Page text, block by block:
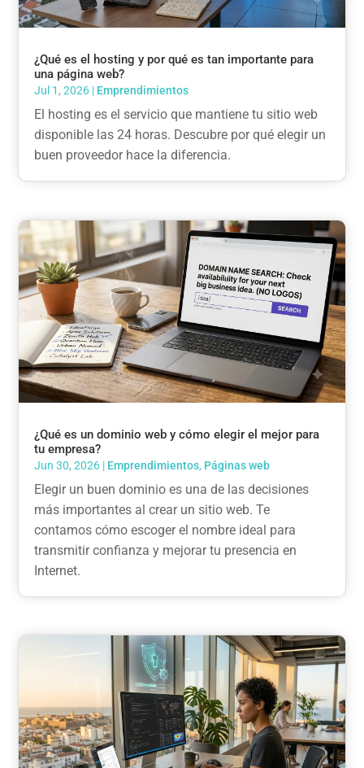
¿Qué es el hosting y por qué es tan importante para
una página web?
Jul 1, 2026 | Emprendimientos
El hosting es el servicio que mantiene tu sitio web
disponible las 24 horas. Descubre por qué elegir un
buen proveedor hace la diferencia.
¿Qué es un dominio web y cómo elegir el mejor para
tu empresa?
Jun 30, 2026 | Emprendimientos, Páginas web
Elegir un buen dominio es una de las decisiones
más importantes al crear un sitio web. Te
contamos cómo escoger el nombre ideal para
transmitir confianza y mejorar tu presencia en
Internet.